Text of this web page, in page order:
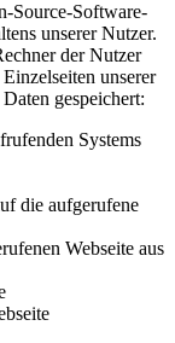
Source-Software-
unserer Nutzer.
der Nutzer
unserer
gespeichert:
Systems
die aufgerufene
Webseite aus